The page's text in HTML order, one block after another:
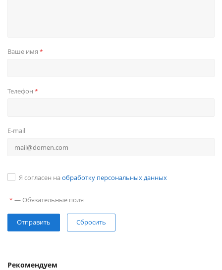
Ваше имя *
Телефон *
E-mail
Я согласен на обработку персональных данных
* — Обязательные поля
Сбросить
Рекомендуем